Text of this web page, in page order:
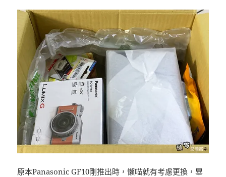
原本Panasonic GF10剛推出時，懶喵就有考慮更換，畢